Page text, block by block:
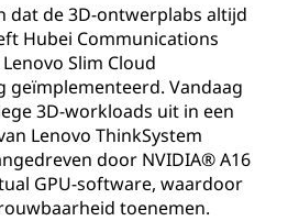
dat de 3D-ontwerplabs altijd
Hubei Communications
Slim Cloud
geïmplementeerd. Vandaag
3D-workloads uit in een
Lenovo ThinkSystem
door NVIDIA® A16
GPU-software, waardoor
toenemen.